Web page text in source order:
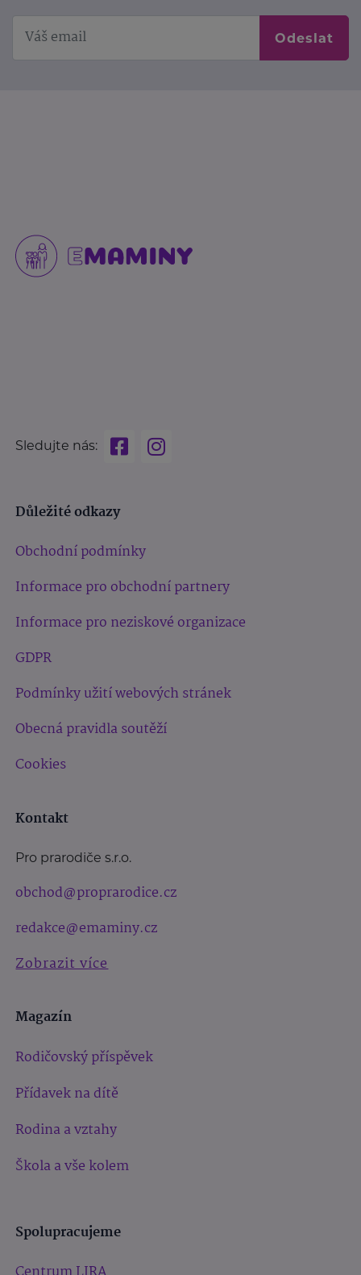
Odeslat
Sledujte nás:
Důležité odkazy
Obchodní podmínky
Informace pro obchodní partnery
Informace pro neziskové organizace
GDPR
Podmínky užití webových stránek
Obecná pravidla soutěží
Cookies
Kontakt
Pro prarodiče s.r.o.
obchod@proprarodice.cz
redakce@emaminy.cz
Zobrazit více
Magazín
Rodičovský příspěvek
Přídavek na dítě
Rodina a vztahy
Škola a vše kolem
Spolupracujeme